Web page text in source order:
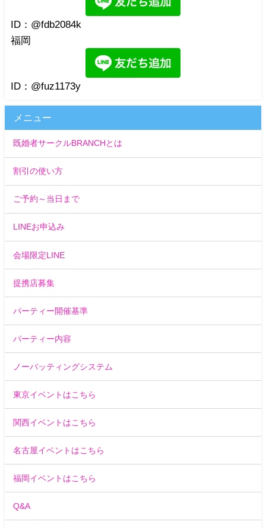
ID：@fdb2084k
福岡
ID：@fuz1173y
メニュー
既婚者サークルBRANCHとは
割引の使い方
ご予約～当日まで
LINEお申込み
会場限定LINE
提携店募集
パーティー開催基準
パーティー内容
ノーバッティングシステム
東京イベントはこちら
関西イベントはこちら
名古屋イベントはこちら
福岡イベントはこちら
Q&A